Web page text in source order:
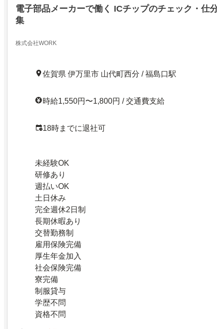
電子部品メーカーで働く ICチップのチェック・仕
集
株式会社WORK
佐賀県 伊万里市 山代町西分 / 福島口駅
時給1,550円〜1,800円 / 交通費支給
18時までに退社可
未経験OK
研修あり
週払いOK
土日休み
完全週休2日制
長期休暇あり
交替勤務制
雇用保険完備
厚生年金加入
社会保険完備
寮完備
制服貸与
学歴不問
資格不問